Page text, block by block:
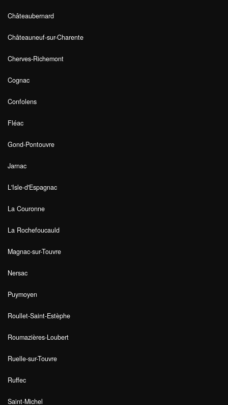
Châteaubernard
Châteauneuf-sur-Charente
Cherves-Richemont
Cognac
Confolens
Fléac
Gond-Pontouvre
Jarnac
L'Isle-d'Espagnac
La Couronne
La Rochefoucauld
Magnac-sur-Touvre
Nersac
Puymoyen
Roullet-Saint-Estèphe
Roumazières-Loubert
Ruelle-sur-Touvre
Ruffec
Saint-Michel